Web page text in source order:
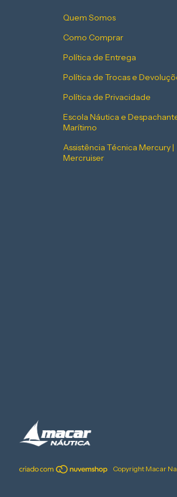
Quem Somos
Como Comprar
Política de Entrega
Política de Trocas e
Política de Privacidade
Escola Náutica e
Marítimo
Assistência Técnica Mercury |
Mercruiser
Copyright Macar